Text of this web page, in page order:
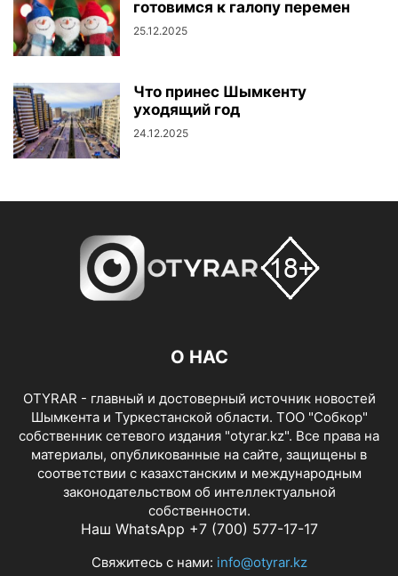
готовимся к галопу перемен
25.12.2025
Что принес Шымкенту
уходящий год
24.12.2025
О НАС
OTYRAR - главный и достоверный источник новостей
Шымкента и Туркестанской области. ТОО "Собкор"
собственник сетевого издания "otyrar.kz". Все права на
материалы, опубликованные на сайте, защищены в
соответствии с казахстанским и международным
законодательством об интеллектуальной
собственности.
Наш WhatsApp +7 (700) 577-17-17
Свяжитесь с нами: info@otyrar.kz